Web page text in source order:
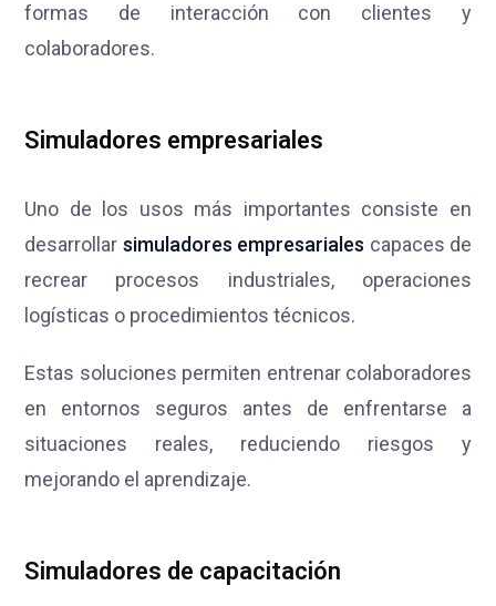
formas de interacción con clientes y
colaboradores.
Simuladores empresariales
Uno de los usos más importantes consiste en
desarrollar simuladores empresariales capaces de
recrear procesos industriales, operaciones
logísticas o procedimientos técnicos.
Estas soluciones permiten entrenar colaboradores
en entornos seguros antes de enfrentarse a
situaciones reales, reduciendo riesgos y
mejorando el aprendizaje.
Simuladores de capacitación